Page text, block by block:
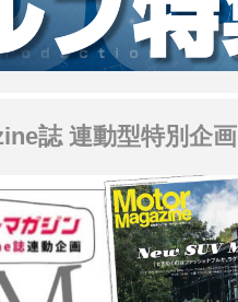
誌 連動型特別企画